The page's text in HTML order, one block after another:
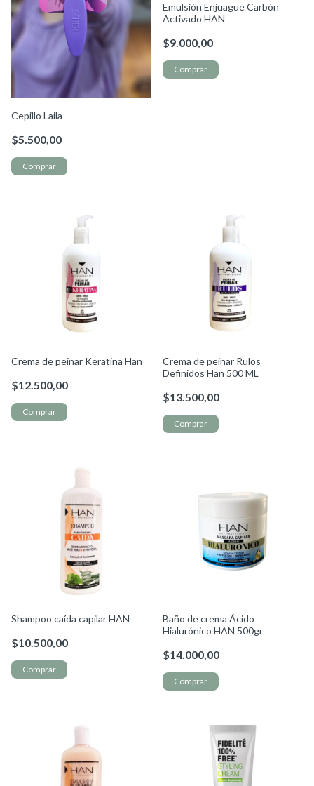
Cepillo Laila
$5.500,00
Emulsión Enjuague Carbón
Activado HAN
$9.000,00
Crema de peinar Keratina Han
$12.500,00
Crema de peinar Rulos
Definidos Han 500 ML
$13.500,00
Shampoo caída capilar HAN
$10.500,00
Baño de crema Ácido
Hialurónico HAN 500gr
$14.000,00